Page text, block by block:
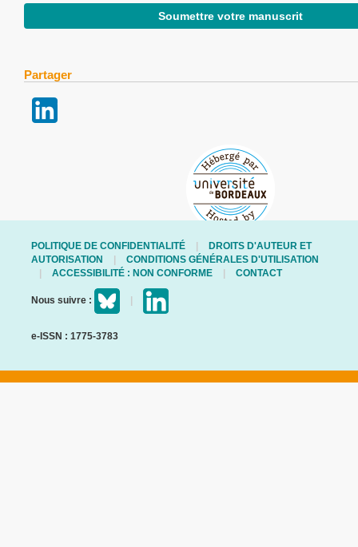
Soumettre votre manuscrit
Partager
POLITIQUE DE CONFIDENTIALITÉ
DROITS D'AUTEUR ET
AUTORISATION
CONDITIONS GÉNÉRALES D'UTILISATION
ACCESSIBILITÉ : NON CONFORME
CONTACT
Nous suivre :
e-ISSN : 1775-3783